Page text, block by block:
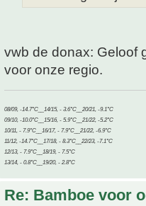
vwb de donax: Geloof
voor onze regio.
08/09, -14.7°C__14/15, - 3.6°C__20/21, -9.1°C
09/10, -10.0°C__15/16, - 5.9°C__21/22, -5.2°C
10/11, - 7.9°C__16/17, - 7.9°C__21/22, -6.9°C
11/12, -14.7°C__17/18, - 8.3°C__22/23, -7.1°C
12/13, - 7.9°C__18/19, - 7.5°C
13/14, - 0.8°C__19/20, - 2.8°C
Re: Bamboe voor